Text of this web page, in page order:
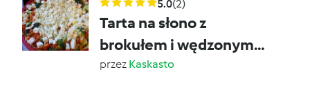
5.0(2)
Tarta na słono z
brokułem i wędzonym
łososiem.
przez Kaskasto